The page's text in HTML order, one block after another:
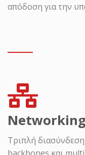
απόδοση για την
Networking
Τριπλή